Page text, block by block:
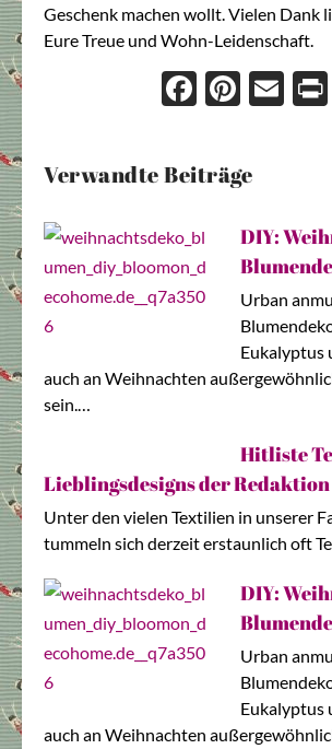
Geschenk machen wollt. Vielen Dank
Eure Treue und Wohn-Leidenschaft.
Face
Pint
Ema
Verwandte Beiträge
DIY:
Urban
Eukalyptus
auch an Weihnachten
sein.…
Hitliste
Lieblingsdesigns der Redaktion
Unter den vielen Textilien in unserer
tummeln sich derzeit erstaunlich oft
DIY:
Urban
Eukalyptus
auch an Weihnachten